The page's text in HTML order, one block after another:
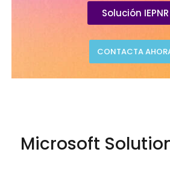
Solución IEPNR
CONTACTA
Microsoft